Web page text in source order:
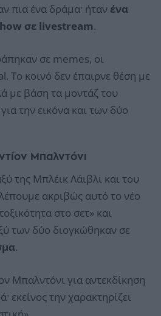
πια ένα δράμα· ήταν ένα
σε livestream.
σε memes, οι
Το κοινό δεν έπαιρνε θέση με
με βάση τα μοντάζ του
την εικόνα και των δύο
Μπαλντόνι
της Μπλέικ Λάιβλι και του
ακριβώς αυτό το νέο
στο σετ» και
των δύο διογκώθηκαν σε
.
Μπαλντόνι για αντεκδίκηση
εκείνος την χαρακτηρίζει